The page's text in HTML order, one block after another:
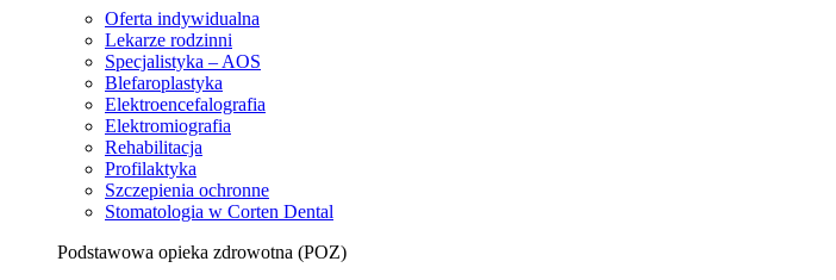
Oferta indywidualna
Lekarze rodzinni
Specjalistyka – AOS
Blefaroplastyka
Elektroencefalografia
Elektromiografia
Rehabilitacja
Profilaktyka
Szczepienia ochronne
Stomatologia w Corten Dental
Podstawowa opieka zdrowotna (POZ)